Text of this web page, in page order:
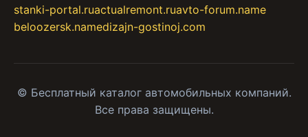
stanki-portal.ruactualremont.ruavto-forum.name
beloozersk.namedizajn-gostinoj.com
© Бесплатный каталог автомобильных компаний.
Все права защищены.